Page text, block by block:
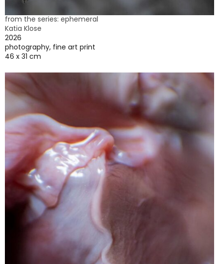
from the series: ephemeral
Katia Klose
2026
photography, fine art print
46 x 31 cm